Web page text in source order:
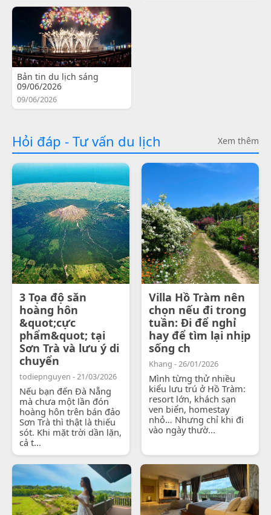
Bản tin du lịch sáng
09/06/2026
09/06/2026
Hỏi đáp - Tư vấn du lịch Xem thêm
3 Tọa độ săn
hoàng hôn
&quot;cực
phẩm&quot; tại
Sơn Trà và lưu ý di
chuyển
todiepnguyen - 21/03/2026
Nếu bạn đến Đà Nẵng
mà chưa một lần đón
hoàng hôn trên bán đảo
Sơn Trà thì thật là thiếu
sót. Khi mặt trời dần lặn,
cả t...
Villa Hồ Tràm nên
chọn nếu đi trong
tuần: Đi để nghỉ
hay để tìm lại nhịp
sống ch
Khang - 26/01/2026
Mình từng thử nhiều
kiểu lưu trú ở Hồ Tràm:
resort lớn, khách sạn
ven biển, homestay
nhỏ… Nhưng chỉ khi đi
vào ngày thườ...